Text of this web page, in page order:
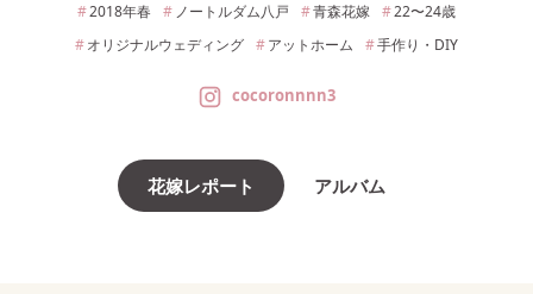
2018年春 ノートルダム八戸 青森花嫁 22〜24歳
オリジナルウェディング
アットホーム 手作り・DIY
cocoronnnn3
花嫁レポート アルバム